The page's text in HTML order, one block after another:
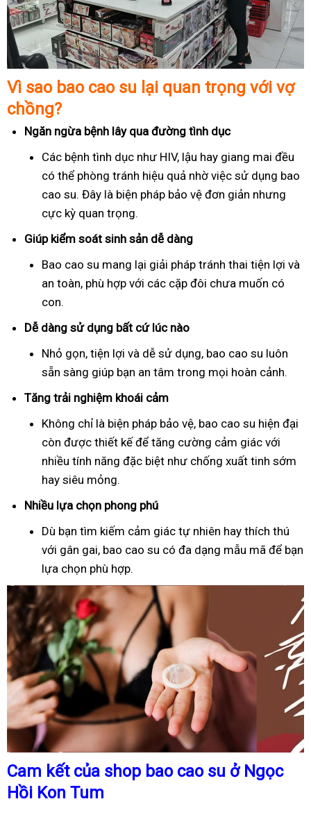
Vì sao bao cao su lại quan trọng với vợ
chồng?
Ngăn ngừa bệnh lây qua đường tình dục
Các bệnh tình dục như HIV, lậu hay giang mai đều
có thể phòng tránh hiệu quả nhờ việc sử dụng bao
cao su. Đây là biện pháp bảo vệ đơn giản nhưng
cực kỳ quan trọng.
Giúp kiểm soát sinh sản dễ dàng
Bao cao su mang lại giải pháp tránh thai tiện lợi và
an toàn, phù hợp với các cặp đôi chưa muốn có
con.
Dễ dàng sử dụng bất cứ lúc nào
Nhỏ gọn, tiện lợi và dễ sử dụng, bao cao su luôn
sẵn sàng giúp bạn an tâm trong mọi hoàn cảnh.
Tăng trải nghiệm khoái cảm
Không chỉ là biện pháp bảo vệ, bao cao su hiện đại
còn được thiết kế để tăng cường cảm giác với
nhiều tính năng đặc biệt như chống xuất tinh sớm
hay siêu mỏng.
Nhiều lựa chọn phong phú
Dù bạn tìm kiếm cảm giác tự nhiên hay thích thú
với gân gai, bao cao su có đa dạng mẫu mã để bạn
lựa chọn phù hợp.
Cam kết của shop bao cao su ở Ngọc
Hồi Kon Tum